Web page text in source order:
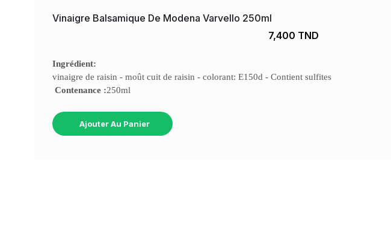
Vinaigre Balsamique De Modena Varvello 250ml
7,400 TND
Ingrédient:
vinaigre de raisin - moût cuit de raisin - colorant: E150d - Contient sulfites
Contenance :250ml
Ajouter Au Panier